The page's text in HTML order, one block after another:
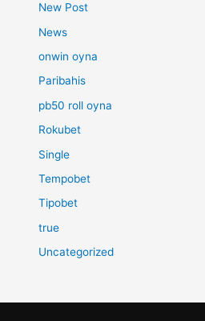
New Post
News
onwin oyna
Paribahis
pb50 roll oyna
Rokubet
Single
Tempobet
Tipobet
true
Uncategorized